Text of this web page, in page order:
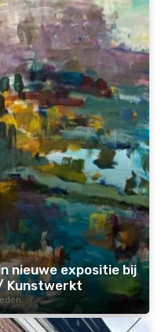
nieuwe expositie bij
Kunstwerkt